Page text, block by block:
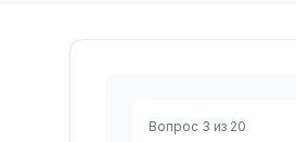
Вопрос 3 из 20